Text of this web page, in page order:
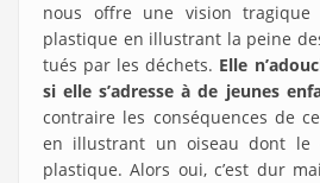
nous offre une vision
plastique en illustrant la peine
tués par les déchets. Elle
si elle s’adresse à de jeunes
contraire les conséquences de
en illustrant un oiseau dont le
plastique. Alors oui, c’est dur